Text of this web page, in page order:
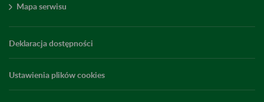
Mapa serwisu
Deklaracja dostępności
Ustawienia plików cookies